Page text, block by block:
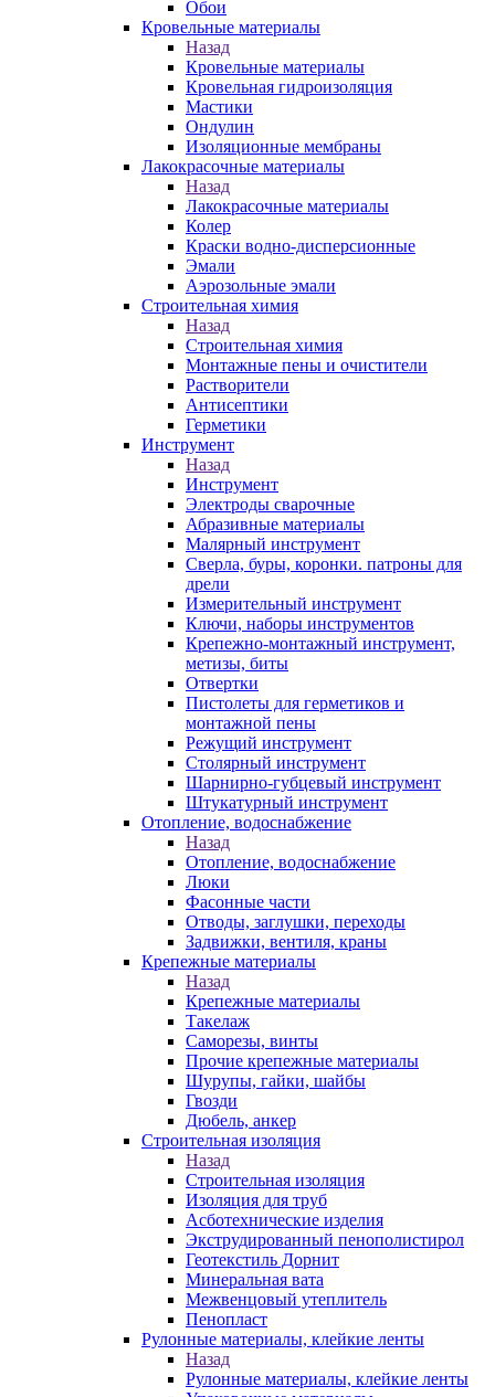
Обои
Кровельные материалы
Назад
Кровельные материалы
Кровельная гидроизоляция
Мастики
Ондулин
Изоляционные мембраны
Лакокрасочные материалы
Назад
Лакокрасочные материалы
Колер
Краски водно-дисперсионные
Эмали
Аэрозольные эмали
Строительная химия
Назад
Строительная химия
Монтажные пены и очистители
Растворители
Антисептики
Герметики
Инструмент
Назад
Инструмент
Электроды сварочные
Абразивные материалы
Малярный инструмент
Сверла, буры, коронки. патроны для
дрели
Измерительный инструмент
Ключи, наборы инструментов
Крепежно-монтажный инструмент,
метизы, биты
Отвертки
Пистолеты для герметиков и
монтажной пены
Режущий инструмент
Столярный инструмент
Шарнирно-губцевый инструмент
Штукатурный инструмент
Отопление, водоснабжение
Назад
Отопление, водоснабжение
Люки
Фасонные части
Отводы, заглушки, переходы
Задвижки, вентиля, краны
Крепежные материалы
Назад
Крепежные материалы
Такелаж
Саморезы, винты
Прочие крепежные материалы
Шурупы, гайки, шайбы
Гвозди
Дюбель, анкер
Строительная изоляция
Назад
Строительная изоляция
Изоляция для труб
Асботехнические изделия
Экструдированный пенополистирол
Геотекстиль Дорнит
Минеральная вата
Межвенцовый утеплитель
Пенопласт
Рулонные материалы, клейкие ленты
Назад
Рулонные материалы, клейкие ленты